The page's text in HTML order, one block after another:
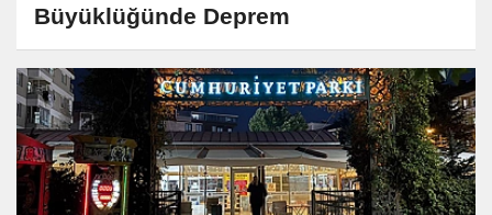
Büyüklüğünde Deprem